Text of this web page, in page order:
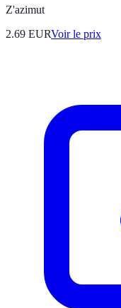
Z'azimut
2.69 EURVoir le prix